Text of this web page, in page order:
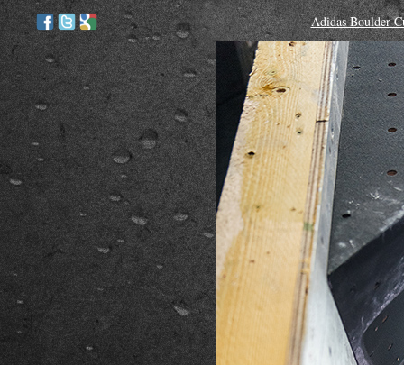
Adidas Boulder